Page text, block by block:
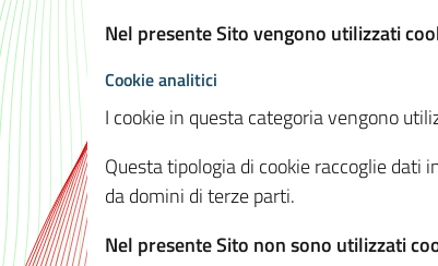
Nel presente Sito vengono utilizzati
Cookie analitici
I cookie in questa categoria vengono
Questa tipologia di cookie raccoglie
da domini di terze parti.
Nel presente Sito non sono utilizzati